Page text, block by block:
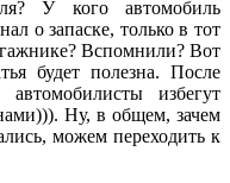
У кого автомобиль
о запаске, только в тот
Вспомнили? Вот
будет полезна. После
избегут
Ну, в общем, зачем
можем переходить к